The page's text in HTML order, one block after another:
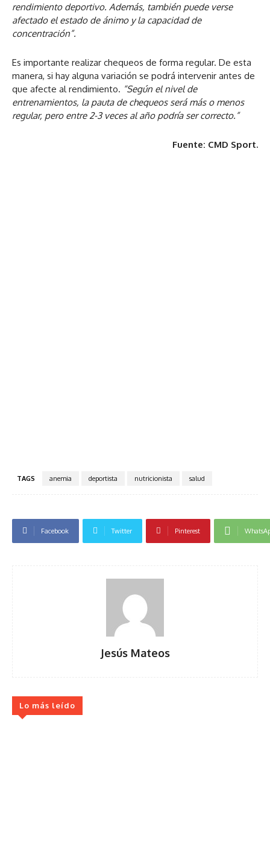
rendimiento deportivo. Además, también puede verse
afectado el estado de ánimo y la capacidad de
concentración”.
Es importante realizar chequeos de forma regular. De esta
manera, si hay alguna variación se podrá intervenir antes de
que afecte al rendimiento. “Según el nivel de
entrenamientos, la pauta de chequeos será más o menos
regular, pero entre 2-3 veces al año podría ser correcto.”
Fuente: CMD Sport.
TAGS anemia deportista nutricionista salud
Facebook Twitter Pinterest
Jesús Mateos
Lo más leído